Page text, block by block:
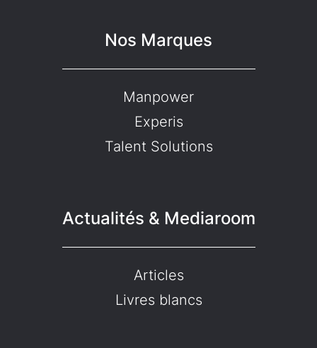
Nos Marques
Manpower
Experis
Talent Solutions
Actualités & Mediaroom
Articles
Livres blancs